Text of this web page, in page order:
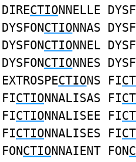
DIRECTIONNELLE
DYSFONCTIONNAS
DYSFONCTIONNEL
DYSFONCTIONNES
EXTROSPECTIONS FI
FICTIONNALISAS FI
FICTIONNALISEE FI
FICTIONNALISES FI
FONCTIONNAIENT FON